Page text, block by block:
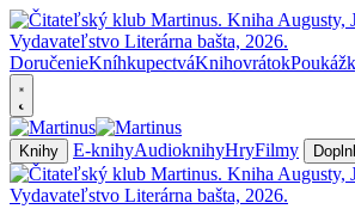
DoručenieKníhkupectváKnihovrátok
Knihy E-knihyAudioknihyHryFilmy